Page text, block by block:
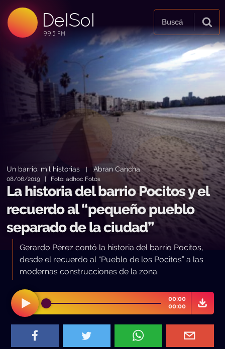
DelSol
99.5 FM
99.5 FM
99.5 FM
Buscá
Un barrio, mil historias |Abran Cancha
08/06/2019 | Foto: adhoc Fotos
La historia del barrio Pocitos y el
recuerdo al “pequeño pueblo
separado de la ciudad”
Gerardo Pérez contó la historia del barrio Pocitos,
desde el recuerdo al “Pueblo de los Pocitos” a las
modernas construcciones de la zona.
00:00
00:00